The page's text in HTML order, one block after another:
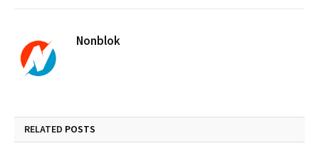
Nonblok
RELATED POSTS